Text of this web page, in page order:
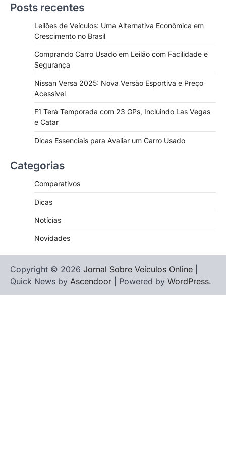
Posts recentes
Leilões de Veículos: Uma Alternativa Econômica em
Crescimento no Brasil
Comprando Carro Usado em Leilão com Facilidade e
Segurança
Nissan Versa 2025: Nova Versão Esportiva e Preço
Acessível
F1 Terá Temporada com 23 GPs, Incluindo Las Vegas
e Catar
Dicas Essenciais para Avaliar um Carro Usado
Categorias
Comparativos
Dicas
Notícias
Novidades
Copyright © 2026 Jornal Sobre Veículos Online
Quick News by Ascendoor | Powered by WordPress.